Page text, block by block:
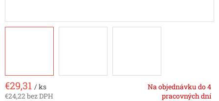
€29,31 / ks
€24,22 bez DPH
Na objednávku do 4
pracovných dní